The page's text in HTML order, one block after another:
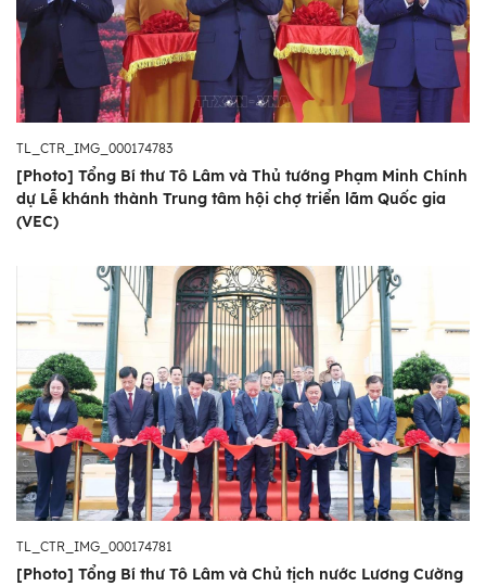
Tổ quốc.
Ngày sau Lễ khởi công, Tổng Bí thư Tô Lâm,
Thủ tướng Chính phủ Phạm Minh Chính và
Triển lãm Quốc gia. Trong đó, “trái tim của
tổ hợp là tòa nhà triển lãm Kim Quy - công
trình mang tính biểu tượng với mái vòm thép
phỏng hình ảnh Thần Kim Quy - huyền linh
gắn với truyền thuyết mảnh đất di sản Cổ
Loa.
TL_CTR_IMG_000174783
[Photo] Tổng Bí thư Tô Lâm và Thủ tướng Phạm Minh Chính
dự Lễ khánh thành Trung tâm hội chợ triển lãm Quốc gia
(VEC)
TL_CTR_IMG_000174781
[Photo] Tổng Bí thư Tô Lâm và Chủ tịch nước Lương Cường